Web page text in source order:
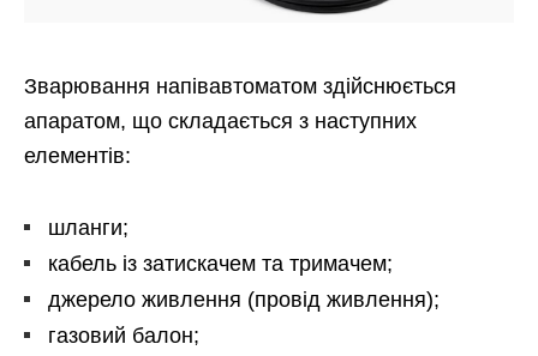
Зварювання напівавтоматом здійснюється
апаратом, що складається з наступних
елементів:
шланги;
кабель із затискачем та тримачем;
джерело живлення (провід живлення);
газовий балон;